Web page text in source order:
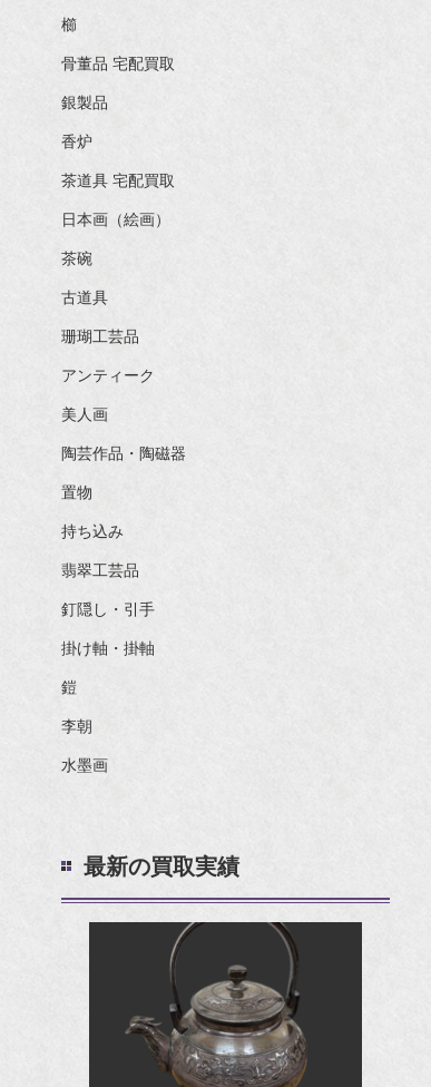
櫛
骨董品 宅配買取
銀製品
香炉
茶道具 宅配買取
日本画（絵画）
茶碗
古道具
珊瑚工芸品
アンティーク
美人画
陶芸作品・陶磁器
置物
持ち込み
翡翠工芸品
釘隠し・引手
掛け軸・掛軸
鎧
李朝
水墨画
最新の買取実績